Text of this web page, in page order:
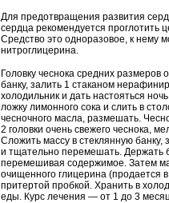
Для предотвращения развития
сердца рекомендуется проглотить
Средство это одноразовое, к нему
нитроглицерина.
Головку чеснока средних размеров
банку, залить 1 стаканом
холодильник и дать настояться
ложку лимонного сока и слить в
чесночного масла, размешать.
2 головки очень свежего чеснока,
Сложить массу в стеклянную
и тщательно перемешать. Держать
перемешивая содержимое. Затем
очищенного глицерина (продается
притертой пробкой. Хранить в
еды. Курс лечения — от 1 до 3